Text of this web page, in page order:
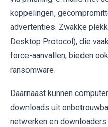
koppelingen,
advertenties. Zwakke
Desktop Protocol), die
force-aanvallen, bieden
ransomware.
Daarnaast kunnen
downloads uit
netwerken en